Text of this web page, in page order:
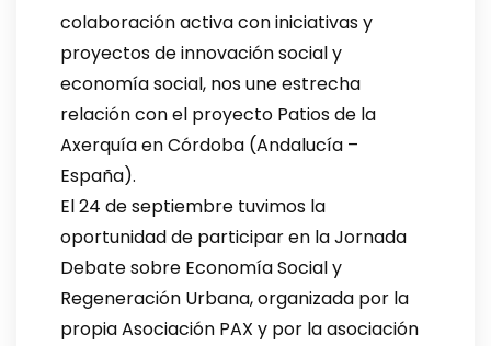
colaboración activa con iniciativas y
proyectos de innovación social y
economía social, nos une estrecha
relación con el proyecto Patios de la
Axerquía en Córdoba (Andalucía –
España).
El 24 de septiembre tuvimos la
oportunidad de participar en la Jornada
Debate sobre Economía Social y
Regeneración Urbana, organizada por la
propia Asociación PAX y por la asociación